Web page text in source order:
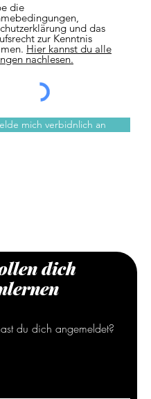
e
l
d
die
und das
zur Kenntnis
Hier kannst du alle
nachlesen.
mich verbidnlich an
dich